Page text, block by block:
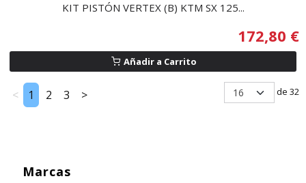
Marcas
KIT PISTÓN VERTEX (B) KTM SX 125...
172,80 €
Añadir a Carrito
< 1 2 3 > de 32